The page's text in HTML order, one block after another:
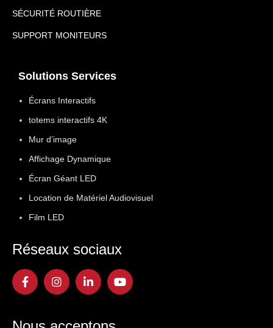
SÉCURITÉ ROUTIÈRE
SUPPORT MONITEURS
Solutions Services
Écrans Interactifs
totems interactifs 4K
Mur d’image
Affichage Dynamique
Écran Géant LED
Location de Matériel Audiovisuel
Film LED
Réseaux sociaux